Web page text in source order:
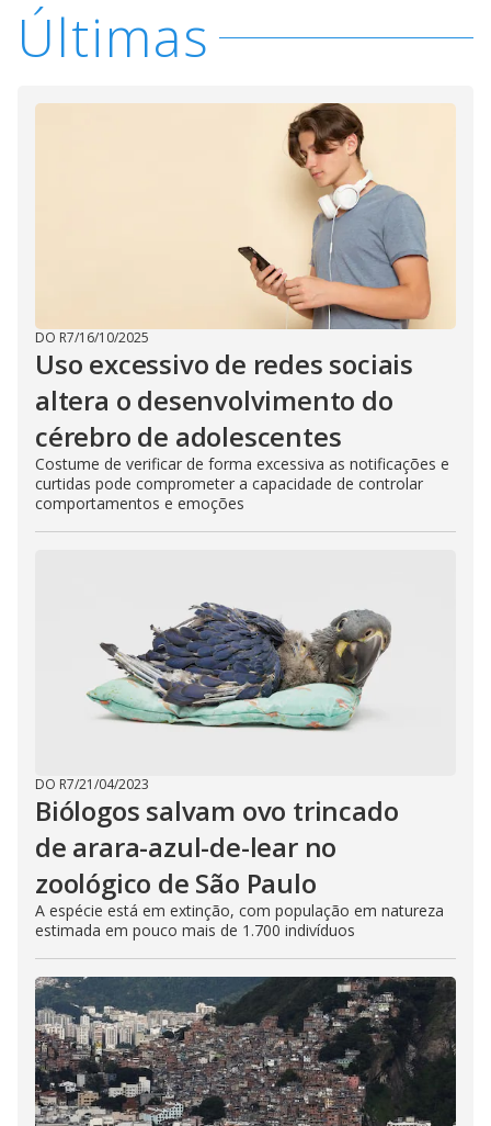
Últimas
DO R7/16/10/2025
Uso excessivo de redes sociais
altera o desenvolvimento do
cérebro de adolescentes
Costume de verificar de forma excessiva as notificações e
curtidas pode comprometer a capacidade de controlar
comportamentos e emoções
DO R7/21/04/2023
Biólogos salvam ovo trincado
de arara-azul-de-lear no
zoológico de São Paulo
A espécie está em extinção, com população em natureza
estimada em pouco mais de 1.700 indivíduos